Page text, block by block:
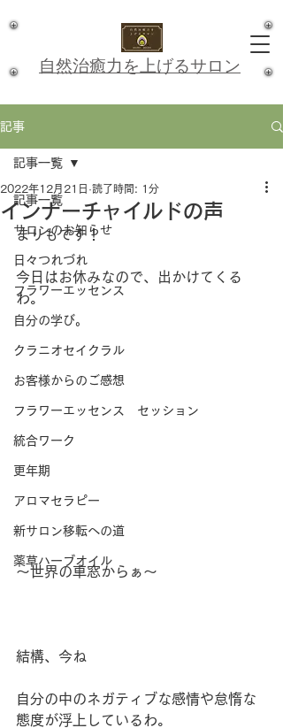
​自然治癒力を上げるサロン
記事
記事一覧
サロンのお知らせ
日々つれづれ
フラワーエッセンス
自分の学び。
クラニオセイクラル
お客様からのご感想
フラワーエッセンス セッション
統合ワーク
更年期
アロマセラピー
新サロン移転への道
薬草ハーブオイル
記事一覧
インナーチャイルドの声
2022年12月21日 読了時間: 1分
まりもです！
今日はお休みなので、出かけてくる
わ。
〜世界の車窓からぁ〜
結構、今ね
自分の中のネガティブな感情や怠惰な
態度が浮上しているわ。